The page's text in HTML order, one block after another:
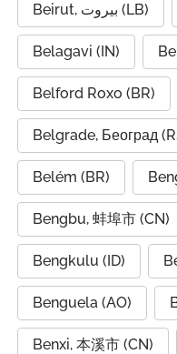
Beirut, بيروت (LB)
Belagavi (IN)
Belford Roxo (BR)
Belgrade, Београд
Belém (BR)
Bengbu, 蚌埠市 (CN)
Bengkulu (ID)
Benguela (AO)
Benxi, 本溪市 (CN)